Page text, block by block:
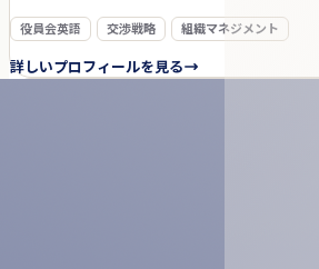
役員会英語 交渉戦略 組織マネジメント
詳しいプロフィールを見る